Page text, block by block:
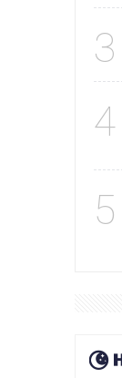
3
4
5